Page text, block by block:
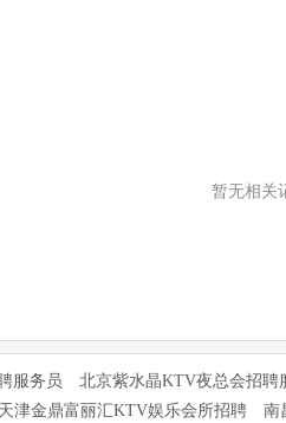
暂无相关
服务员 北京紫水晶KTV夜总会招聘
天津金鼎富丽汇KTV娱乐会所招聘 南